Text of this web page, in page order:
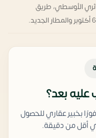
الطريق الدائري الأوسطي، طريق
بعد؟
بخبير عقاري للحصول
أقل من دقيقة.